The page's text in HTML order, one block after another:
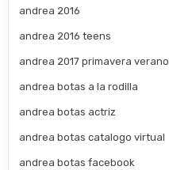
andrea 2016
andrea 2016 teens
andrea 2017 primavera verano
andrea botas a la rodilla
andrea botas actriz
andrea botas catalogo virtual
andrea botas facebook